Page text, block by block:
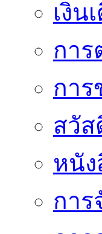
เงิ
กา
กา
สวัส
หนัง
กา